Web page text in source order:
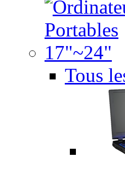
Tous